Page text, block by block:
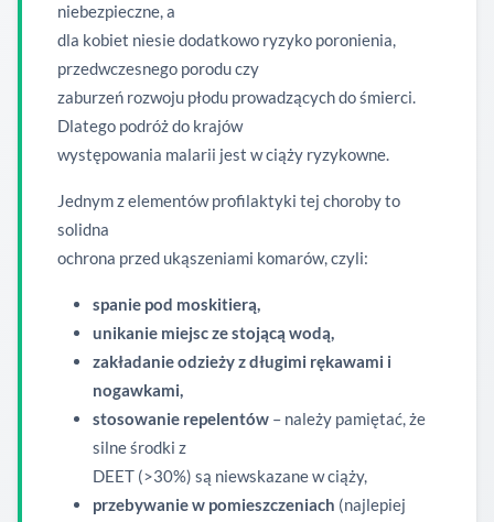
niebezpieczne, a
dla kobiet niesie dodatkowo ryzyko poronienia,
przedwczesnego porodu czy
zaburzeń rozwoju płodu prowadzących do śmierci.
Dlatego podróż do krajów
występowania malarii jest w ciąży ryzykowne.
Jednym z elementów profilaktyki tej choroby to
solidna
ochrona przed ukąszeniami komarów, czyli:
spanie pod moskitierą,
unikanie miejsc ze stojącą wodą,
zakładanie odzieży z długimi rękawami i
nogawkami,
stosowanie repelentów – należy pamiętać, że
silne środki z
DEET (>30%) są niewskazane w ciąży,
przebywanie w pomieszczeniach (najlepiej